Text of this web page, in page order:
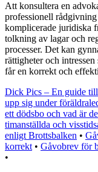
Att konsultera en
professionell
komplicerade juridiska
tolkning av lagar och
processer. Det kan
rättigheter och
får en korrekt och
Dick Pics – En guide
upp sig under
ett dödsbo och vad är
timanställda och
enligt Brottsbalken •
korrekt • Gåvobrev för
•